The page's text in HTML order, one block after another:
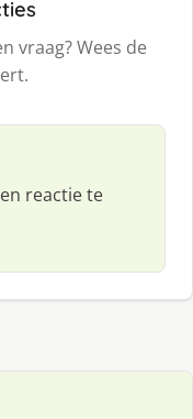
vraag? Wees de
reactie te